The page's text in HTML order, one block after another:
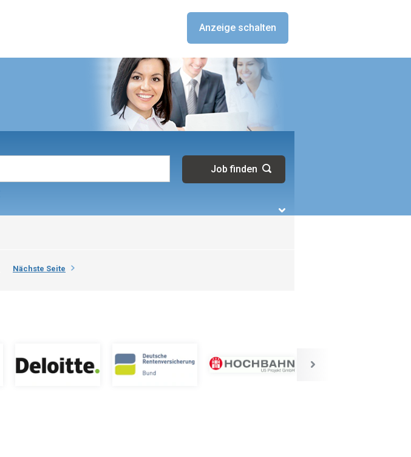
Anzeige schalten
Nächste Seite